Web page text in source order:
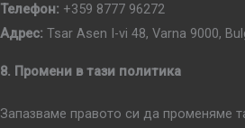
Телефон: +359 8777 96272
Адрес: Tsar Asen I-vi 48, Varna 9000,
8. Промени в тази политика
Запазваме правото си да променяме